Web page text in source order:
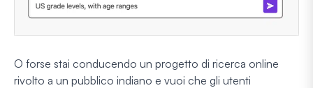
O forse stai conducendo un progetto di ricerca online
rivolto a un pubblico indiano e vuoi che gli utenti